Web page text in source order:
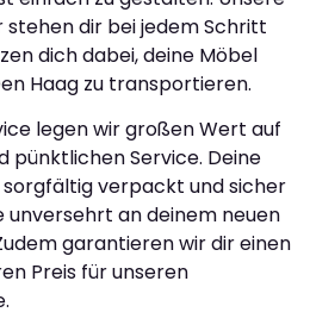
dir bei jedem Schritt
dich dabei, deine Möbel
Haag zu transportieren.
legen wir großen Wert auf
pünktlichen Service. Deine
verpackt und sicher
an deinem neuen
garantieren wir dir einen
Preis für unseren